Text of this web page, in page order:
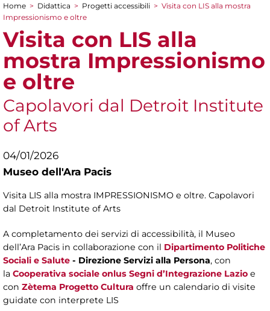
Tu sei qui
Home > Didattica > Progetti accessibili > Visita con LIS alla mostra
Impressionismo e oltre
Visita con LIS alla
mostra Impressionismo
e oltre
Capolavori dal Detroit Institute
of Arts
04/01/2026
Museo dell'Ara Pacis
Visita LIS alla mostra IMPRESSIONISMO e oltre. Capolavori
dal Detroit Institute of Arts
A completamento dei servizi di accessibilità, il Museo
dell’Ara Pacis in collaborazione con il Dipartimento Politiche
Sociali e Salute - Direzione Servizi alla Persona, con
la Cooperativa sociale onlus Segni d’Integrazione Lazio e
con Zètema Progetto Cultura offre un calendario di visite
guidate con interprete LIS